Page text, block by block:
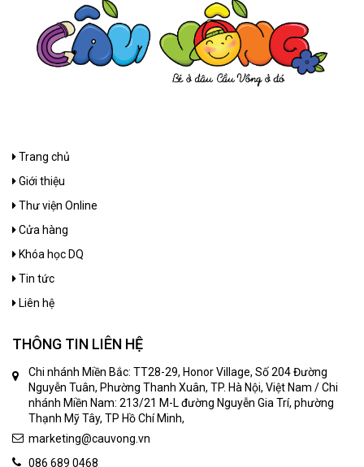
Trang chủ
Giới thiệu
Thư viện Online
Cửa hàng
Khóa học DQ
Tin tức
Liên hệ
THÔNG TIN LIÊN HỆ
Chi nhánh Miền Bắc: TT28-29, Honor Village, Số 204 Đường
Nguyễn Tuân, Phường Thanh Xuân, TP. Hà Nội, Việt Nam / Chi
nhánh Miền Nam: 213/21 M-L đường Nguyễn Gia Trí, phường
Thạnh Mỹ Tây, TP Hồ Chí Minh,
marketing@cauvong.vn
086 689 0468